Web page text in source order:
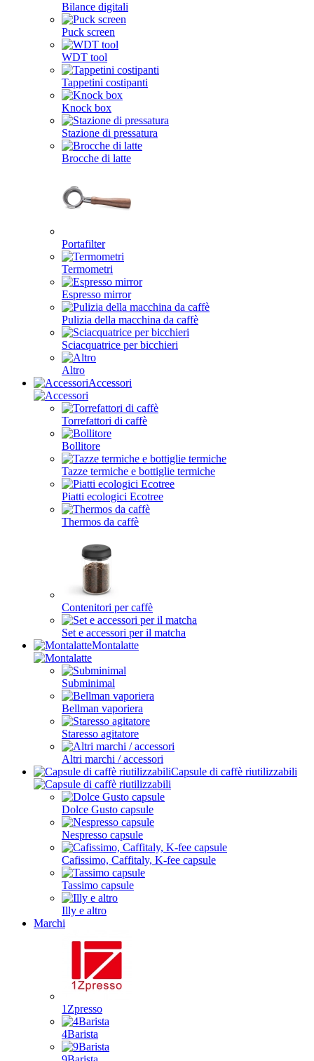
Bilance digitali
Puck screen
WDT tool
Tappetini costipanti
Knock box
Stazione di pressatura
Brocche di latte
Portafilter
Termometri
Espresso mirror
Pulizia della macchina da caffè
Sciacquatrice per bicchieri
Altro
Accessori
Torrefattori di caffè
Bollitore
Tazze termiche e bottiglie termiche
Piatti ecologici Ecotree
Thermos da caffè
Contenitori per caffè
Set e accessori per il matcha
Montalatte
Subminimal
Bellman vaporiera
Staresso agitatore
Altri marchi / accessori
Capsule di caffè riutilizzabili
Dolce Gusto capsule
Nespresso capsule
Cafissimo, Caffitaly, K-fee capsule
Tassimo capsule
Illy e altro
Marchi
1Zpresso
4Barista